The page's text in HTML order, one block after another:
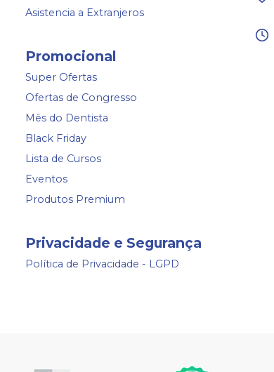
Asistencia a Extranjeros
Promocional
Super Ofertas
Ofertas de Congresso
Mês do Dentista
Black Friday
Lista de Cursos
Eventos
Produtos Premium
Privacidade e Segurança
Política de Privacidade - LGPD